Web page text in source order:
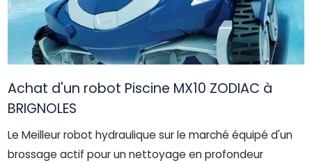
Achat d'un robot Piscine MX10 ZODIAC à
BRIGNOLES
Le Meilleur robot hydraulique sur le marché équipé d'un
brossage actif pour un nettoyage en profondeur